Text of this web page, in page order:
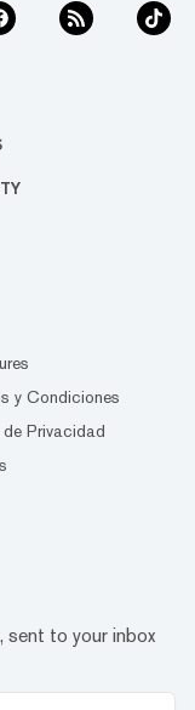
y Condiciones
Privacidad
sent to your inbox